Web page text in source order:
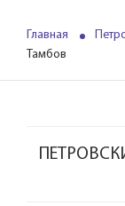
Главная
Тамбов